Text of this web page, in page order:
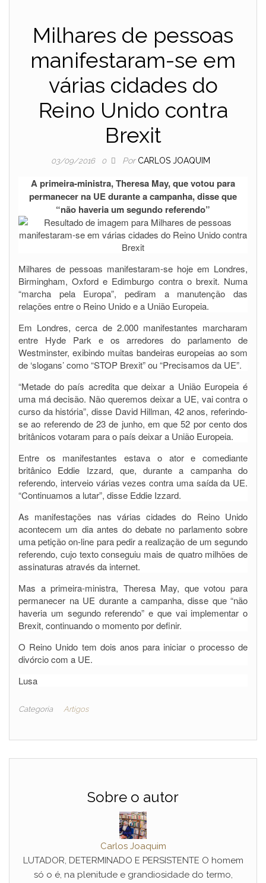
Milhares de pessoas
manifestaram-se em
várias cidades do
Reino Unido contra
Brexit
03/09/2016 0 Por CARLOS JOAQUIM
A primeira-ministra, Theresa May, que votou para
permanecer na UE durante a campanha, disse que
“não haveria um segundo referendo”
Milhares de pessoas manifestaram-se hoje em Londres,
Birmingham, Oxford e Edimburgo contra o brexit. Numa
“marcha pela Europa”, pediram a manutenção das
relações entre o Reino Unido e a União Europeia.
Em Londres, cerca de 2.000 manifestantes marcharam
entre Hyde Park e os arredores do parlamento de
Westminster, exibindo muitas bandeiras europeias ao som
de ‘slogans’ como “STOP Brexit” ou “Precisamos da UE”.
“Metade do país acredita que deixar a União Europeia é
uma má decisão. Não queremos deixar a UE, vai contra o
curso da história”, disse David Hillman, 42 anos, referindo-
se ao referendo de 23 de junho, em que 52 por cento dos
britânicos votaram para o país deixar a União Europeia.
Entre os manifestantes estava o ator e comediante
britânico Eddie Izzard, que, durante a campanha do
referendo, interveio várias vezes contra uma saída da UE.
“Continuamos a lutar”, disse Eddie Izzard.
As manifestações nas várias cidades do Reino Unido
acontecem um dia antes do debate no parlamento sobre
uma petição on-line para pedir a realização de um segundo
referendo, cujo texto conseguiu mais de quatro milhões de
assinaturas através da internet.
Mas a primeira-ministra, Theresa May, que votou para
permanecer na UE durante a campanha, disse que “não
haveria um segundo referendo” e que vai implementar o
Brexit, continuando o momento por definir.
O Reino Unido tem dois anos para iniciar o processo de
divórcio com a UE.
Lusa
Categoria Artigos
Sobre o autor
Carlos Joaquim
LUTADOR, DETERMINADO E PERSISTENTE O homem
só o é, na plenitude e grandiosidade do termo,